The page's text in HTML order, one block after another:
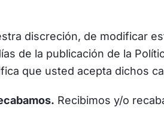
discreción, de modificar
de la publicación de la
que usted acepta dichos
Recibimos y/o